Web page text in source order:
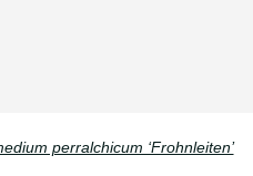
perralchicum ‘Frohnleiten’